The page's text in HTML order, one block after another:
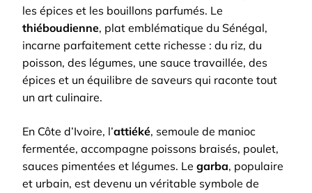
les épices et les bouillons parfumés. Le
thiéboudienne, plat emblématique du Sénégal,
incarne parfaitement cette richesse : du riz, du
poisson, des légumes, une sauce travaillée, des
épices et un équilibre de saveurs qui raconte tout
un art culinaire.
En Côte d’Ivoire, l’attiéké, semoule de manioc
fermentée, accompagne poissons braisés, poulet,
sauces pimentées et légumes. Le garba, populaire
et urbain, est devenu un véritable symbole de